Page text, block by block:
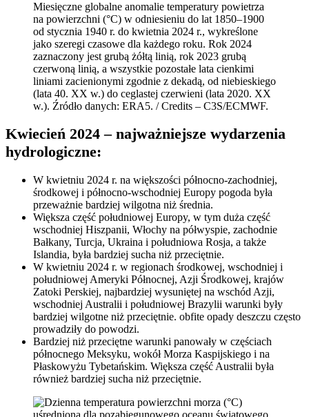
Miesięczne globalne anomalie temperatury powietrza
na powierzchni (°C) w odniesieniu do lat 1850–1900
od stycznia 1940 r. do kwietnia 2024 r., wykreślone
jako szeregi czasowe dla każdego roku. Rok 2024
zaznaczony jest grubą żółtą linią, rok 2023 grubą
czerwoną linią, a wszystkie pozostałe lata cienkimi
liniami zacienionymi zgodnie z dekadą, od niebieskiego
(lata 40. XX w.) do ceglastej czerwieni (lata 2020. XX
w.). Źródło danych: ERA5. / Credits – C3S/ECMWF.
Kwiecień 2024 – najważniejsze wydarzenia
hydrologiczne:
W kwietniu 2024 r. na większości północno-zachodniej,
środkowej i północno-wschodniej Europy pogoda była
przeważnie bardziej wilgotna niż średnia.
Większa część południowej Europy, w tym duża część
wschodniej Hiszpanii, Włochy na półwyspie, zachodnie
Bałkany, Turcja, Ukraina i południowa Rosja, a także
Islandia, była bardziej sucha niż przeciętnie.
W kwietniu 2024 r. w regionach środkowej, wschodniej i
południowej Ameryki Północnej, Azji Środkowej, krajów
Zatoki Perskiej, najbardziej wysuniętej na wschód Azji,
wschodniej Australii i południowej Brazylii warunki były
bardziej wilgotne niż przeciętnie. obfite opady deszczu często
prowadziły do ​​powodzi.
Bardziej niż przeciętne warunki panowały w częściach
północnego Meksyku, wokół Morza Kaspijskiego i na
Płaskowyżu Tybetańskim. Większa część Australii była
również bardziej sucha niż przeciętnie.